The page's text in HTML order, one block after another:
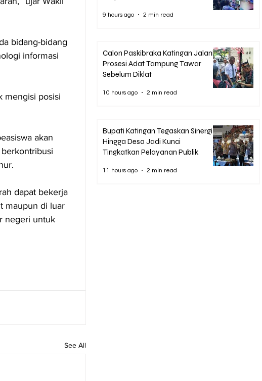
bidang-bidang
informasi
mengisi posisi
akan
dapat bekerja
maupun di luar
negeri untuk
See All
9 hours ago 2 min read
Calon Paskibraka Katingan Jalani
Prosesi Adat Tampung Tawar
Sebelum Diklat
10 hours ago 2 min read
Bupati Katingan Tegaskan Sinergi
Hingga Desa Jadi Kunci
Tingkatkan Pelayanan Publik
11 hours ago 2 min read